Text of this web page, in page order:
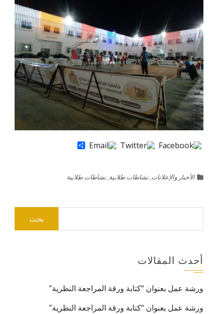
الأخبار والإعلانات,نشاطات طلابية,نشاطات طلابية
عن:
أحدث المقالات
ورشة عمل بعنوان “كتابة ورقة المراجعة النظرية”
ورشة عمل بعنوان “كتابة ورقة المراجعة النظرية”